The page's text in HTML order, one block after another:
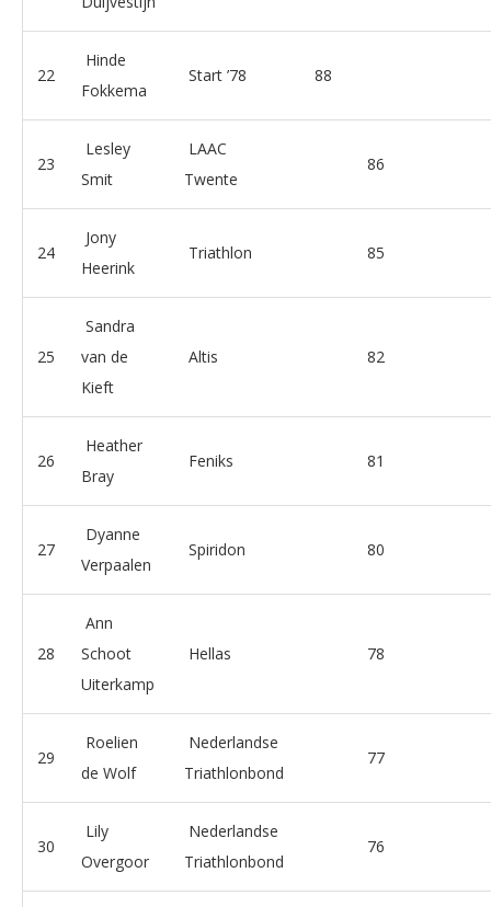
22
Hinde
Fokkema
Start ’78 88
23
Lesley
Smit
LAAC
Twente
86
24
Jony
Heerink
Triathlon 85
25
Sandra
van de
Kieft
Altis 82
26
Heather
Bray
Feniks 81
27
Dyanne
Verpaalen
Spiridon 80
28
Ann
Schoot
Uiterkamp
Hellas 78
29
Roelien
de Wolf
Nederlandse
Triathlonbond
77
30
Lily
Overgoor
Nederlandse
Triathlonbond
76